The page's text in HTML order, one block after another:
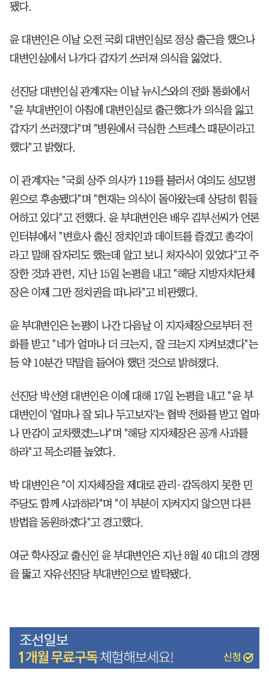
됐다.
윤 대변인은 이날 오전 국회 대변인실로 정상 출근을 했으나
대변인실에서 나가다 갑자기 쓰러져 의식을 잃었다.
선진당 대변인실 관계자는 이날 뉴시스와의 전화 통화에서
"윤 부대변인이 아침에 대변인실로 출근했다가 의식을 잃고
갑자기 쓰러졌다"며 "병원에서 극심한 스트레스 때문이라고
했다"고 밝혔다.
이 관계자는 "국회 상주 의사가 119를 불러서 여의도 성모병
원으로 후송됐다"며 "현재는 의식이 돌아왔는데 상당히 힘들
어하고 있다"고 전했다. 윤 부대변인은 배우 김부선씨가 언론
인터뷰에서 "변호사 출신 정치인과 데이트를 즐겼고 총각이
라고 말해 잠자리도 했는데 알고 보니 처자식이 있었다"고 주
장한 것과 관련, 지난 15일 논평을 내고 "해당 지방자치단체
장은 이제 그만 정치권을 떠나라"고 비판했다.
윤 부대변인은 논평이 나간 다음날 이 지자체장으로부터 전
화를 받고 "네가 얼마나 더 크는지, 잘 크는지 지켜보겠다"는
등 약 10분간 막말을 들어야 했던 것으로 밝혀졌다.
선진당 박선영 대변인은 이에 대해 17일 논평을 내고 "윤 부
대변인이 '얼마나 잘 되나 두고보자'는 협박 전화를 받고 얼마
나 만감이 교차했겠느냐"며 "해당 지자체장은 공개 사과를
하라"고 목소리를 높였다.
박 대변인은 "이 지자체장을 제대로 관리·감독하지 못한 민
주당도 함께 사과하라"며 "이 부분이 지켜지지 않으면 다른
방법을 동원하겠다"고 경고했다.
여군 학사장교 출신인 윤 부대변인은 지난 8월 40 대1의 경쟁
을 뚫고 자유선진당 부대변인으로 발탁됐다.